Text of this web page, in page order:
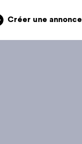
Créer une annonce